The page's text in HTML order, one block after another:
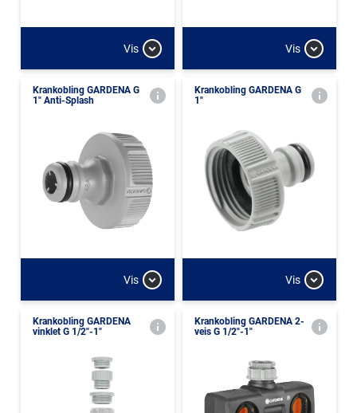
Vis Vis
Krankobling GARDENA G
1" Anti-Splash
Vis
Krankobling GARDENA G
1"
Vis
Krankobling GARDENA
vinklet G 1/2"-1"
Krankobling GARDENA 2-
veis G 1/2"-1"